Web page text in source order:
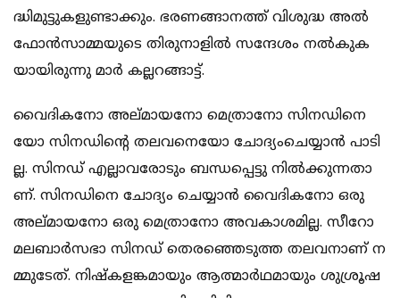
ദ്ധി​​​​മു​​​​ട്ടു​​​​ക​​​​ളു​​​​ണ്ടാ​​​​ക്കും. ഭ​​​​ര​​​​ണ​​​​ങ്ങാ​​​​ന​​​​ത്ത് വി​​​​ശു​​​​ദ്ധ അ​​​​ൽ​​​​
ഫോ​​​​ൻ​​​​സാ​​​​മ്മ​​​​യു​​​​ടെ തി​​​​രു​​​​നാ​​​​ളി​​​​ൽ സ​​​​ന്ദേ​​​​ശം ന​​​​ൽ​​​​കു​​​​ക​​​​
യാ​​​​യി​​​​രു​​​​ന്നു മാ​​​​ർ ക​​​​ല്ല​​​​റ​​​​ങ്ങാ​​​​ട്ട്.
വൈ​​​​ദി​​​​ക​​​​നോ അ​​​​ല്മാ​​​​യ​​​​നോ മെ​​​​ത്രാ​​​​നോ സി​​​​ന​​​​ഡി​​​​നെ​​​​
യോ സി​​​​ന​​​​ഡി​​​​ന്‍റെ ത​​​​ല​​​​വ​​​​നെ​​​​യോ ചോ​​​​ദ്യം​​​​ചെ​​​​യ്യാ​​​​ൻ പാ​​​​ടി​​​​
ല്ല. സി​​​​ന​​​​ഡ് എ​​​​ല്ലാ​​​​വ​​​​രോ​​​​ടും ബ​​​​ന്ധ​​​​പ്പെ​​​​ട്ടു നി​​​​ൽ​​​​ക്കു​​​​ന്ന​​​​താ​​​​
ണ്. സി​​​​ന​​​​ഡി​​​​നെ ചോ​​​​ദ്യം ചെ​​​​യ്യാ​​​​ൻ വൈ​​​​ദി​​​​ക​​​​നോ ഒ​​​​രു
അ​​​​ല്മാ​​​​യ​​​​നോ ഒ​​​​രു മെ​​​​ത്രാ​​​​നോ അ​​​​വ​​​​കാ​​​​ശ​​​​മി​​​​ല്ല. സീ​​​​റോ
മ​​​​ല​​​​ബാ​​​​ർ​​​​സ​​​​ഭാ സി​​​​ന​​​​ഡ് തെ​​​​ര​​​​ഞ്ഞെ​​​​ടു​​​​ത്ത ത​​​​ല​​​​വ​​​​നാ​​​​ണ് ന​​​​
മ്മു​​​​ടേ​​​​ത്. നി​​​​ഷ്ക​​​​ള​​​​ങ്ക​​​​മാ​​​​യും ആ​​​​ത്മാ​​​​ർ​​​​ഥ​​​മായും ശു​​​​ശ്രൂ​​​​ഷ